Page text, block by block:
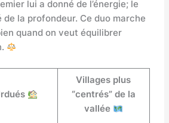
lui a donné de l’énergie; le
de la profondeur. Ce duo marche
quand on veut équilibrer
Villages plus
“centrés” de la
vallée